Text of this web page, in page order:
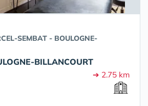
SEMBAT - BOULOGNE-
BILLANCOURT
➔ 2.75 km